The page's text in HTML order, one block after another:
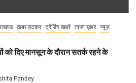
खबर हटकर ट्रेंडिंग खबरें ताज़ा ख़बर न्यूज़
को दिए मानसून के दौरान सतर्क रहने के
Pandey